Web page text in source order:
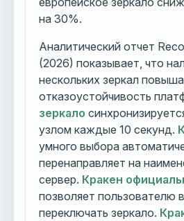
на 30%.
Аналитический отчет
(2026) показывает, что
нескольких зеркал
отказоустойчивость
зеркало
узлом каждые 10 секунд.
умного выбора
перенаправляет на
сервер. Кракен
позволяет пользователю
переключать зеркало.